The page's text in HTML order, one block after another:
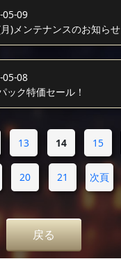
05-09
)メンテナンスのお知らせ
05-08
ック特価セール！
13 14 15
20 21 次頁
戻る